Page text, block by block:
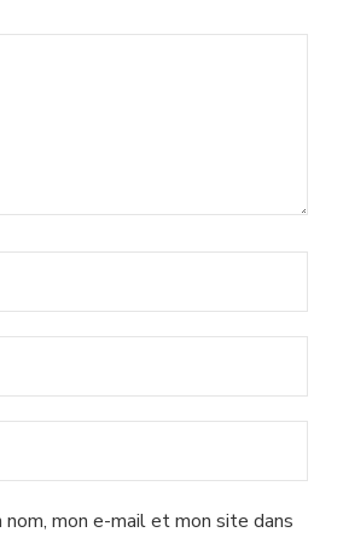
nom, mon e-mail et mon site dans